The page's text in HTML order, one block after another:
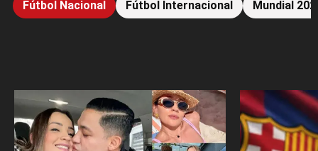
Fútbol Nacional Fútbol Internacional Mundial